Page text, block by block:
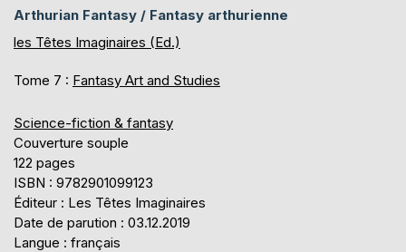
Arthurian Fantasy / Fantasy arthurienne
les Têtes Imaginaires (Ed.)
Tome 7 : Fantasy Art and Studies
Science-fiction & fantasy
Couverture souple
122 pages
ISBN : 9782901099123
Éditeur : Les Têtes Imaginaires
Date de parution : 03.12.2019
Langue : français